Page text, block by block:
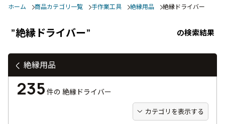
ホーム 商品カテゴリ一覧 手作業工具 絶縁用品 絶縁ドライバー
”絶縁ドライバー” の検索結果
絶縁用品
235 件の 絶縁ドライバー
カテゴリを表示する